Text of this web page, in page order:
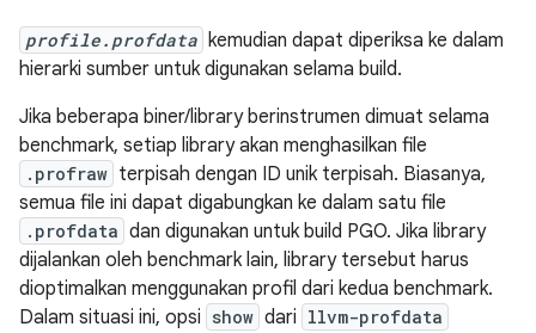
profile.profdata kemudian dapat diperiksa ke dalam
hierarki sumber untuk digunakan selama build.
Jika beberapa biner/library berinstrumen dimuat selama
benchmark, setiap library akan menghasilkan file
.profraw terpisah dengan ID unik terpisah. Biasanya,
semua file ini dapat digabungkan ke dalam satu file
.profdata dan digunakan untuk build PGO. Jika library
dijalankan oleh benchmark lain, library tersebut harus
dioptimalkan menggunakan profil dari kedua benchmark.
Dalam situasi ini, opsi show dari llvm-profdata